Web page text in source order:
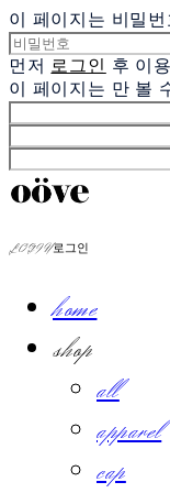
이 페이지는 비밀
먼저 로그인 후 이
이 페이지는 만 볼
LOG IN로그인
home
shop
all
apparel
cap